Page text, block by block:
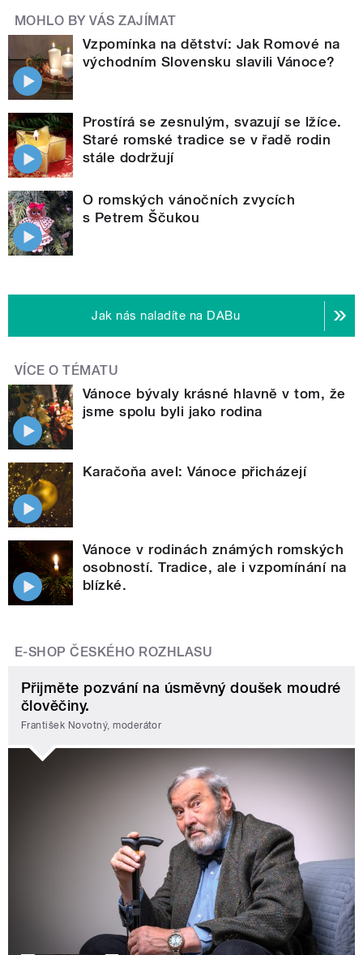
MOHLO BY VÁS ZAJÍMAT
Vzpomínka na dětství: Jak Romové na
východním Slovensku slavili Vánoce?
Prostírá se zesnulým, svazují se lžíce.
Staré romské tradice se v řadě rodin
stále dodržují
O romských vánočních zvycích
s Petrem Ščukou
Jak nás naladíte na DABu
VÍCE O TÉMATU
Vánoce bývaly krásné hlavně v tom, že
jsme spolu byli jako rodina
Karačoňa avel: Vánoce přicházejí
Vánoce v rodinách známých romských
osobností. Tradice, ale i vzpomínání na
blízké.
E-SHOP ČESKÉHO ROZHLASU
Přijměte pozvání na úsměvný doušek moudré
člověčiny.
František Novotný, moderátor